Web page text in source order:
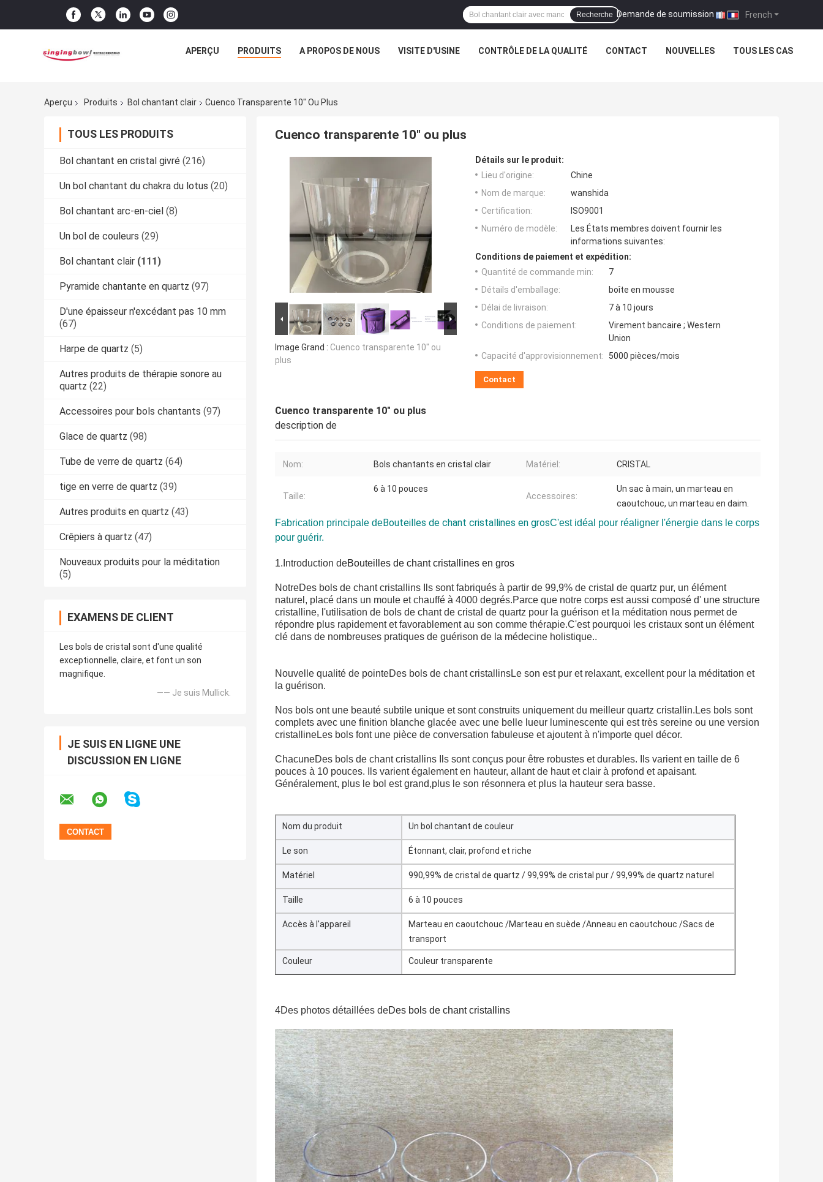
French
Demande de soumission |
Recherche
APERÇU PRODUITS A PROPOS DE NOUS VISITE D'USINE CONTRÔLE DE LA QUALITÉ CONTACT NOUVELLES TOUS LES CAS
Aperçu Produits Bol chantant clair Cuenco Transparente 10" Ou Plus
TOUS LES PRODUITS
Bol chantant en cristal givré (216)
Un bol chantant du chakra du lotus (20)
Bol chantant arc-en-ciel (8)
Un bol de couleurs (29)
Bol chantant clair (111)
Pyramide chantante en quartz (97)
D'une épaisseur n'excédant pas 10 mm
(67)
Harpe de quartz (5)
Autres produits de thérapie sonore au
quartz (22)
Accessoires pour bols chantants (97)
Glace de quartz (98)
Tube de verre de quartz (64)
tige en verre de quartz (39)
Autres produits en quartz (43)
Crêpiers à quartz (47)
Nouveaux produits pour la méditation
(5)
EXAMENS DE CLIENT
Les bols de cristal sont d'une qualité
exceptionnelle, claire, et font un son
magnifique.
—— Je suis Mullick.
JE SUIS EN LIGNE UNE
DISCUSSION EN LIGNE
Cuenco transparente 10" ou plus
Image Grand : Cuenco transparente 10" ou
plus
Détails sur le produit:
Lieu d'origine:
Chine
Nom de marque:
wanshida
Certification:
ISO9001
Numéro de modèle:
Les États membres doivent fournir les
informations suivantes:
Conditions de paiement et expédition:
Quantité de commande min:
7
Détails d'emballage:
boîte en mousse
Délai de livraison:
7 à 10 jours
Conditions de paiement:
Virement bancaire ; Western
Union
Capacité d'approvisionnement:
5000 pièces/mois
Contact
Cuenco transparente 10" ou plus
description de
Nom: Bols chantants en cristal clair Matériel: CRISTAL
Taille:
6 à 10 pouces
Accessoires:
Un sac à main, un marteau en
caoutchouc, un marteau en daim.
Fabrication principale deBouteilles de chant cristallines en grosC'est idéal pour réaligner l'énergie dans le corps
pour guérir.
1.Introduction deBouteilles de chant cristallines en gros
NotreDes bols de chant cristallins
Ils sont fabriqués à partir de 99,9% de cristal de quartz pur, un élément
naturel, placé dans un moule et chauffé à 4000 degrés.Parce que notre corps est aussi composé d' une structure
cristalline, l'utilisation de bols de chant de cristal de quartz pour la guérison et la méditation nous permet de
répondre plus rapidement et favorablement au son comme thérapie.C'est pourquoi les cristaux sont un élément
clé dans de nombreuses pratiques de guérison de la médecine holistique..
Nouvelle qualité de pointeDes bols de chant cristallinsLe son est pur et relaxant, excellent pour la méditation et
la guérison.
Nos bols ont une beauté subtile unique et sont construits uniquement du meilleur quartz cristallin.Les bols sont
complets avec une finition blanche glacée avec une belle lueur luminescente qui est très sereine ou une version
cristallineLes bols font une pièce de conversation fabuleuse et ajoutent à n'importe quel décor.
ChacuneDes bols de chant cristallins
Ils sont conçus pour être robustes et durables. Ils varient en taille de 6
pouces à 10 pouces. Ils varient également en hauteur, allant de haut et clair à profond et apaisant.
Généralement, plus le bol est grand,plus le son résonnera et plus la hauteur sera basse.
Nom du produit Un bol chantant de couleur
Le son Étonnant, clair, profond et riche
Matériel 990,99% de cristal de quartz / 99,99% de cristal pur / 99,99% de quartz naturel
Taille 6 à 10 pouces
Accès à l'appareil
Marteau en caoutchouc /Marteau en suède /Anneau en caoutchouc /Sacs de
transport
Couleur Couleur transparente
4Des photos détaillées deDes bols de chant cristallins